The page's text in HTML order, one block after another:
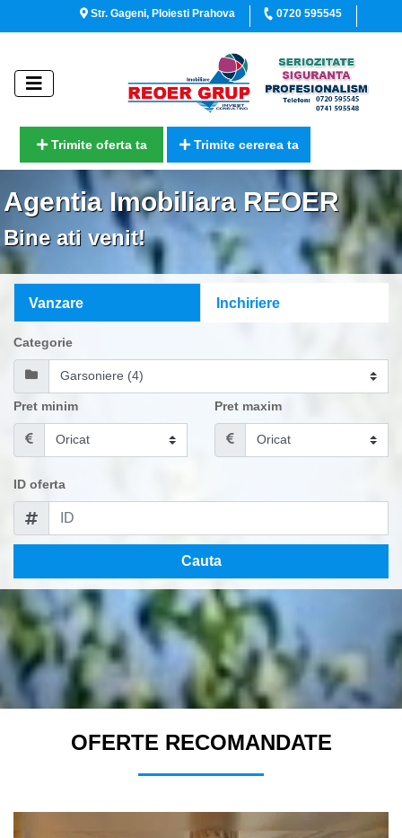
Str. Gageni, Ploiesti Prahova 0720 595545
Trimite oferta ta Trimite cererea ta
Agentia Imobiliara REOER
Bine ati venit!
Vanzare Inchiriere
Categorie
Pret minim Pret maxim
ID oferta
Cauta
OFERTE RECOMANDATE